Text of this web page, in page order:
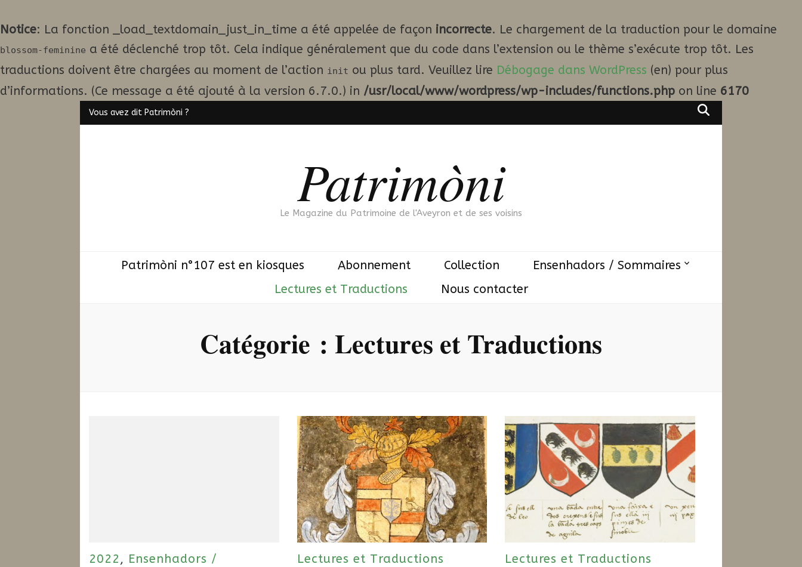
Notice: La fonction _load_textdomain_just_in_time a été appelée de façon incorrecte. Le chargement de la traduction pour le domaine
blossom-feminine a été déclenché trop tôt. Cela indique généralement que du code dans l’extension ou le thème s’exécute trop tôt. Les
traductions doivent être chargées au moment de l’action init ou plus tard. Veuillez lire Débogage dans WordPress (en) pour plus
d’informations. (Ce message a été ajouté à la version 6.7.0.) in /usr/local/www/wordpress/wp-includes/functions.php on line 6170
Vous avez dit Patrimòni ?
Patrimòni
Le Magazine du Patrimoine de l'Aveyron et de ses voisins
Patrimòni n°107 est en kiosques Abonnement Collection
Ensenhadors / Sommaires
Lectures et Traductions
Nous contacter
Catégorie : Lectures et Traductions
2022 , Ensenhadors /
Lectures et Traductions Lectures et Traductions